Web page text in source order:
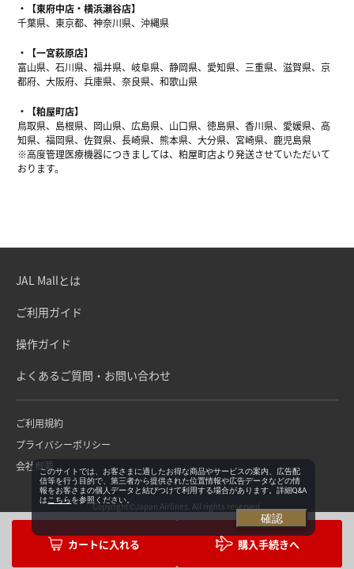
購入手続きへ
【東府中店・横浜瀬谷店】
千葉県、東京都、神奈川県、沖縄県
【一宮萩原店】
富山県、石川県、福井県、岐阜県、静岡県、愛知県、三重県、滋賀県、京
都府、大阪府、兵庫県、奈良県、和歌山県
【粕屋町店】
鳥取県、島根県、岡山県、広島県、山口県、徳島県、香川県、愛媛県、高
知県、福岡県、佐賀県、長崎県、熊本県、大分県、宮崎県、鹿児島県
※高度管理医療機器につきましては、粕屋町店より発送させていただいて
おります。
JAL Mallとは
ご利用ガイド
操作ガイド
よくあるご質問・お問い合わせ
ご利用規約
プライバシーポリシー
会社概要
Copyright©Japan Airlines. All rights reserved.
このサイトでは、お客さまに適したお得な商品やサービスの案内、広告配
信等を行う目的で、第三者から提供された位置情報や広告データなどの情
報をお客さまの個人データと結びつけて利用する場合があります。詳細Q&A
は こちらを参照ください。
確認